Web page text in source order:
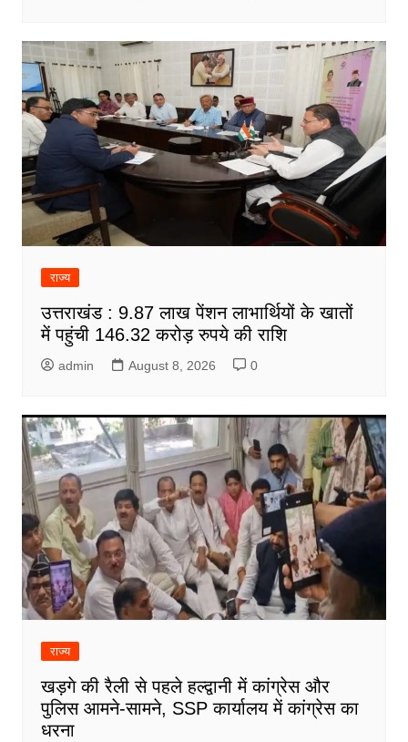
राज्य
उत्तराखंड : 9.87 लाख पेंशन लाभार्थियों के खातों
में पहुंची 146.32 करोड़ रुपये की राशि
admin August 8, 2026 0
राज्य
खड़गे की रैली से पहले हल्द्वानी में कांग्रेस और
पुलिस आमने-सामने, SSP कार्यालय में कांग्रेस का
धरना